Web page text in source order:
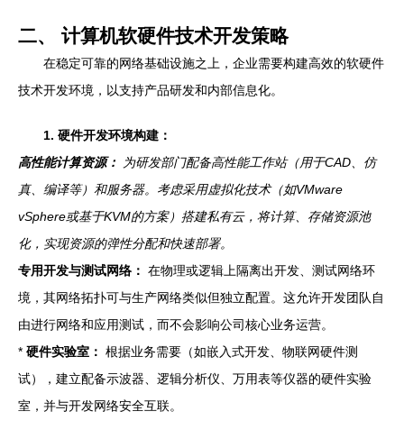
二、 计算机软硬件技术开发策略
在稳定可靠的网络基础设施之上，企业需要构建高效的软硬件
技术开发环境，以支持产品研发和内部信息化。
1. 硬件开发环境构建：
高性能计算资源：
为研发部门配备高性能工作站（用于CAD、仿
真、编译等）和服务器。考虑采用虚拟化技术（如VMware
vSphere或基于KVM的方案）搭建私有云，将计算、存储资源池
化，实现资源的弹性分配和快速部署。
专用开发与测试网络： 在物理或逻辑上隔离出开发、测试网络环
境，其网络拓扑可与生产网络类似但独立配置。这允许开发团队自
由进行网络和应用测试，而不会影响公司核心业务运营。
* 硬件实验室： 根据业务需要（如嵌入式开发、物联网硬件测
试），建立配备示波器、逻辑分析仪、万用表等仪器的硬件实验
室，并与开发网络安全互联。